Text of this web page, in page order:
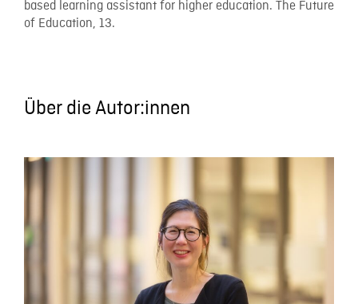
based learning assistant for higher education. The Future
of Education, 13.
Über die Autor:innen